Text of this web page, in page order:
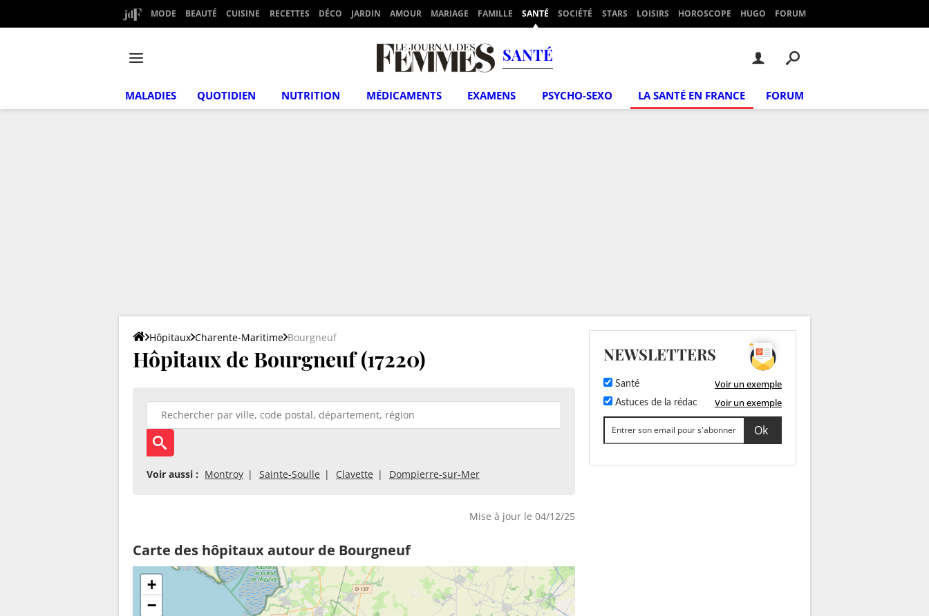
MODE BEAUTÉ CUISINE RECETTES DÉCO JARDIN AMOUR MARIAGE FAMILLE SANTÉ SOCIÉTÉ STARS LOISIRS HOROSCOPE HUGO FORUM
SANTÉ
MALADIES QUOTIDIEN NUTRITION MÉDICAMENTS EXAMENS PSYCHO-SEXO LA SANTÉ EN FRANCE FORUM
Hôpitaux Charente-Maritime Bourgneuf
Hôpitaux de Bourgneuf (17220)
Voir aussi : Montroy Sainte-Soulle Clavette Dompierre-sur-Mer
Mise à jour le 04/12/25
Carte des hôpitaux autour de Bourgneuf
+
−
NEWSLETTERS
Santé Voir un exemple
Astuces de la rédac Voir un exemple